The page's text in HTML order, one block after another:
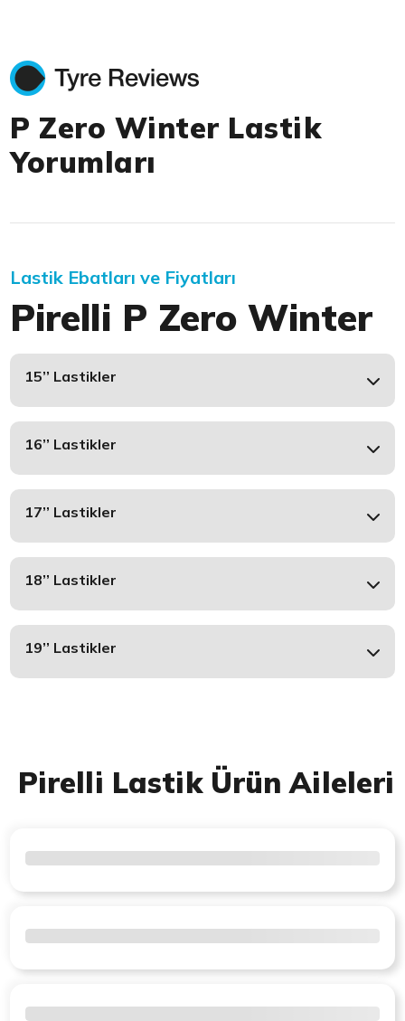
P Zero Winter Lastik
Yorumları
Lastik Ebatları ve Fiyatları
Pirelli P Zero Winter
15’’ Lastikler
16’’ Lastikler
17’’ Lastikler
18’’ Lastikler
19’’ Lastikler
Pirelli Lastik Ürün Aileleri